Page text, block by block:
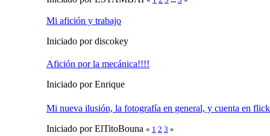
Mi afición y trabajo
Iniciado por discokey
Afición por la mecánica!!!!
Iniciado por Enrique
Mi nueva ilusión, la fotografía en general, y cuenta en
Iniciado por ElTitoBouna « 1 2 3 »